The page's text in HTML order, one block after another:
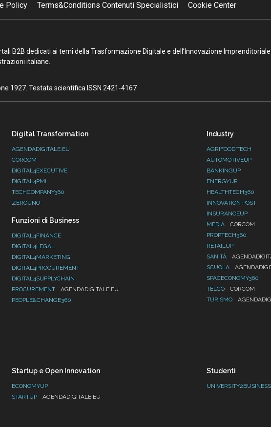
Policy Terms&Conditions Contenuti Specialistici Cookie Center
B2B dedicati ai temi della Trasformazione Digitale e dell’Innovazione
italiane.
1927. Testata scientifica ISSN 2421-4167
Digital Transformation
AGENDADIGITALE.EU
CORCOM
DIGITAL4EXECUTIVE
DIGITAL4PMI
TECHCOMPANY360
ZEROUNO
Funzioni di Business
DIGITAL4FINANCE
DIGITAL4LEGAL
DIGITAL4MARKETING
DIGITAL4PROCUREMENT
DIGITAL4SUPPLYCHAIN
PROCUREMENT
AGENDADIGITALE.EU
PEOPLE&CHANGE360
Industry
AGRIFOOD.TECH
AUTOMOTIVEUP
BANKINGUP
ENERGYUP
HEALTHTECH360
INNOVATION POST
INSURANCEUP
MEDIA
CORCOM
PROPTECH360
RETAILUP
SANITÀ
SCUOLA
SPACECONOMY360
TELCO
CORCOM
TURISMO
Startup e Open Innovation
ECONOMYUP
STARTUP
AGENDADIGITALE.EU
Studenti
UNIVERSITY2BUSINESS